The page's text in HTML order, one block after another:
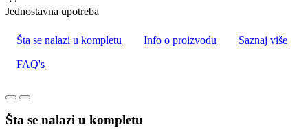
Jednostavna upotreba
Šta se nalazi u kompletu Info o proizvodu Saznaj više
FAQ's
Šta se nalazi u kompletu